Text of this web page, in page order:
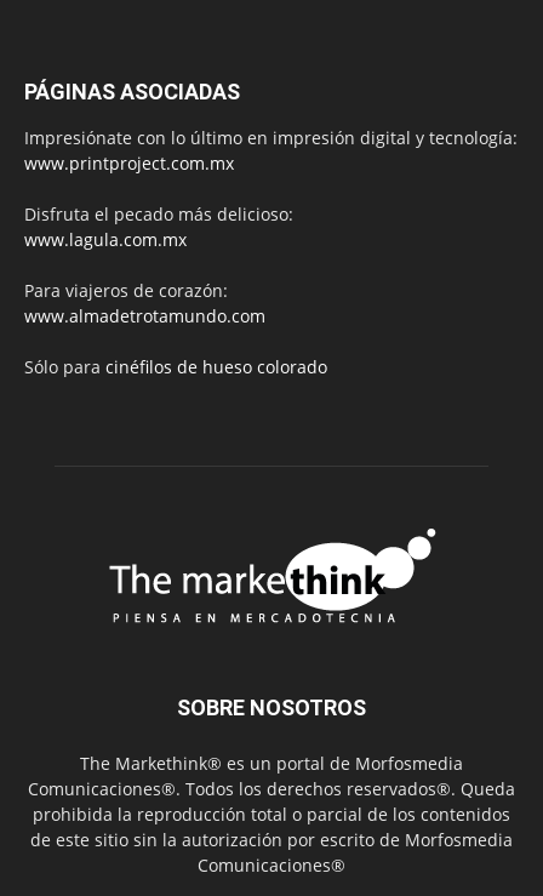
PÁGINAS ASOCIADAS
Impresiónate con lo último en impresión digital y tecnología:
www.printproject.com.mx
Disfruta el pecado más delicioso:
www.lagula.com.mx
Para viajeros de corazón:
www.almadetrotamundo.com
Sólo para cinéfilos de hueso colorado
SOBRE NOSOTROS
The Markethink® es un portal de Morfosmedia
Comunicaciones®. Todos los derechos reservados®. Queda
prohibida la reproducción total o parcial de los contenidos
de este sitio sin la autorización por escrito de Morfosmedia
Comunicaciones®